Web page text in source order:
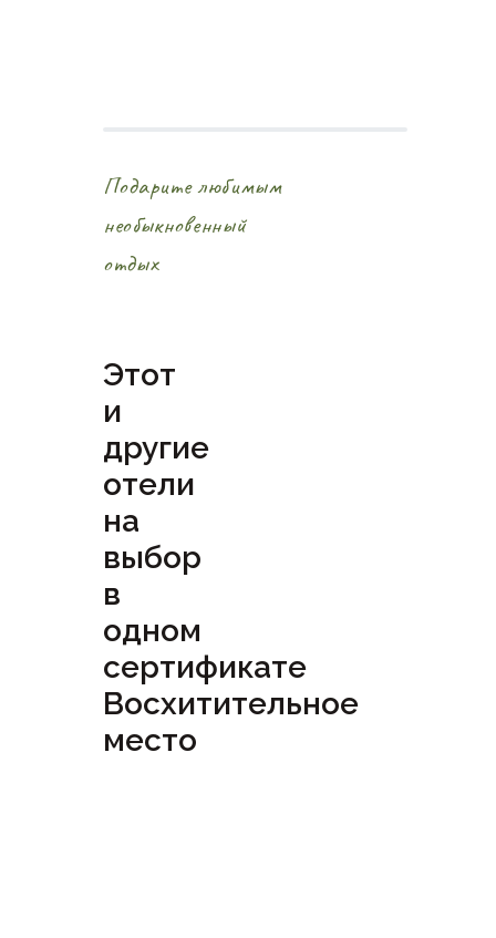
Подарите любимым
необыкновенный
отдых
Этот
и
другие
отели
на
выбор
в
одном
сертификате
Восхитительное
место